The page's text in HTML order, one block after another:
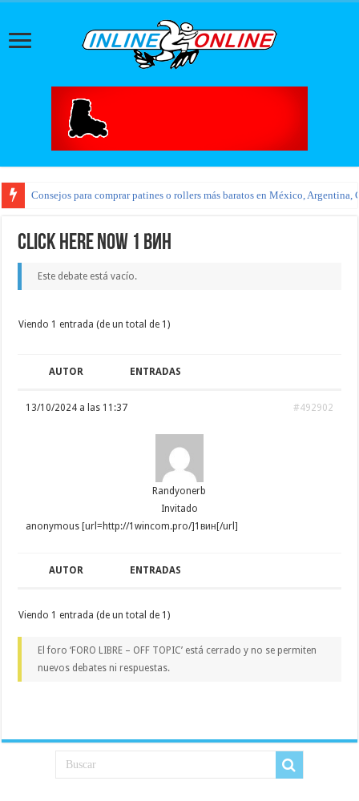
Consejos para comprar patines o rollers más baratos en México, Argentina,
click here now 1 вин
Este debate está vacío.
Viendo 1 entrada (de un total de 1)
AUTOR ENTRADAS
13/10/2024 a las 11:37 #492902
Randyonerb
Invitado
anonymous [url=http://1wincom.pro/]1вин[/url]
AUTOR ENTRADAS
Viendo 1 entrada (de un total de 1)
El foro ‘FORO LIBRE – OFF TOPIC’ está cerrado y no se permiten
nuevos debates ni respuestas.